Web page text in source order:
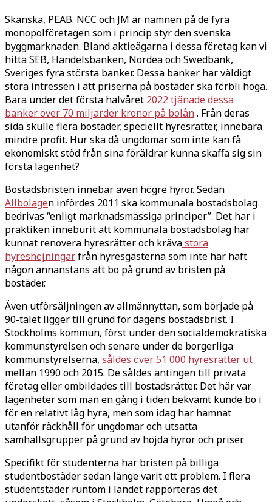
Skanska, PEAB. NCC och JM är namnen på de fyra
monopolföretagen som i princip styr den svenska
byggmarknaden. Bland aktieägarna i dessa företag kan vi
hitta SEB, Handelsbanken, Nordea och Swedbank,
Sveriges fyra största banker. Dessa banker har väldigt
stora intressen i att priserna på bostäder ska förbli höga.
Bara under det första halvåret 2022 tjänade dessa
banker över 70 miljarder kronor på bolån. Från deras
sida skulle flera bostäder, speciellt hyresrätter, innebära
mindre profit. Hur ska då ungdomar som inte kan få
ekonomiskt stöd från sina föräldrar kunna skaffa sig sin
första lägenhet?
Bostadsbristen innebär även högre hyror. Sedan
Allbolagen infördes 2011 ska kommunala bostadsbolag
bedrivas “enligt marknadsmässiga principer”. Det har i
praktiken inneburit att kommunala bostadsbolag har
kunnat renovera hyresrätter och krävastora
hyreshöjningarfrån hyresgästerna som inte har haft
någon annanstans att bo på grund av bristen på
bostäder.
Även utförsäljningen av allmännyttan, som började på
90-talet ligger till grund för dagens bostadsbrist. I
Stockholms kommun, först under den socialdemokratiska
kommunstyrelsen och senare under de borgerliga
kommunstyrelserna, såldes över 51 000 hyresrätter ut
mellan 1990 och 2015. De såldes antingen till privata
företag eller ombildades till bostadsrätter. Det här var
lägenheter som man en gång i tiden bekvämt kunde bo i
för en relativt låg hyra, men som idag har hamnat
utanför räckhåll för ungdomar och utsatta
samhällsgrupper på grund av höjda hyror och priser.
Specifikt för studenterna har bristen på billiga
studentbostäder sedan länge varit ett problem. I flera
studentstäder runtom i landet rapporteras det